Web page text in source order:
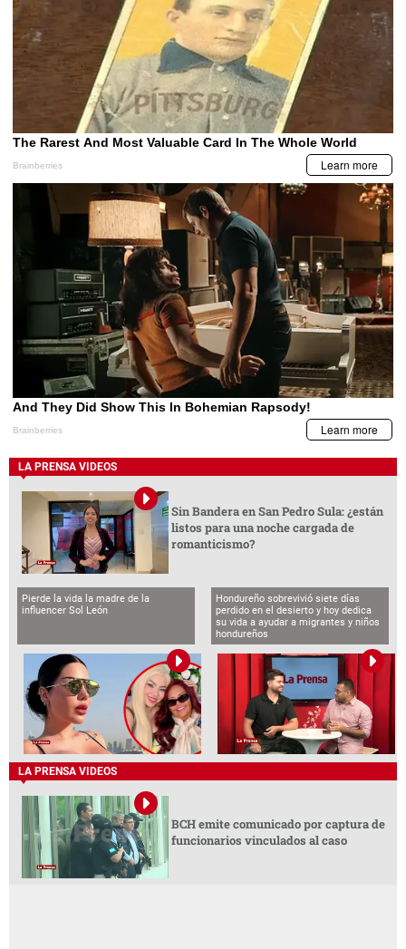
LA PRENSA VIDEOS
Sin Bandera en San Pedro Sula: ¿están
listos para una noche cargada de
romanticismo?
Pierde la vida la madre de la
influencer Sol León
Hondureño sobrevivió siete días
perdido en el desierto y hoy dedica
su vida a ayudar a migrantes y niños
hondureños
LA PRENSA VIDEOS
BCH emite comunicado por captura de
funcionarios vinculados al caso